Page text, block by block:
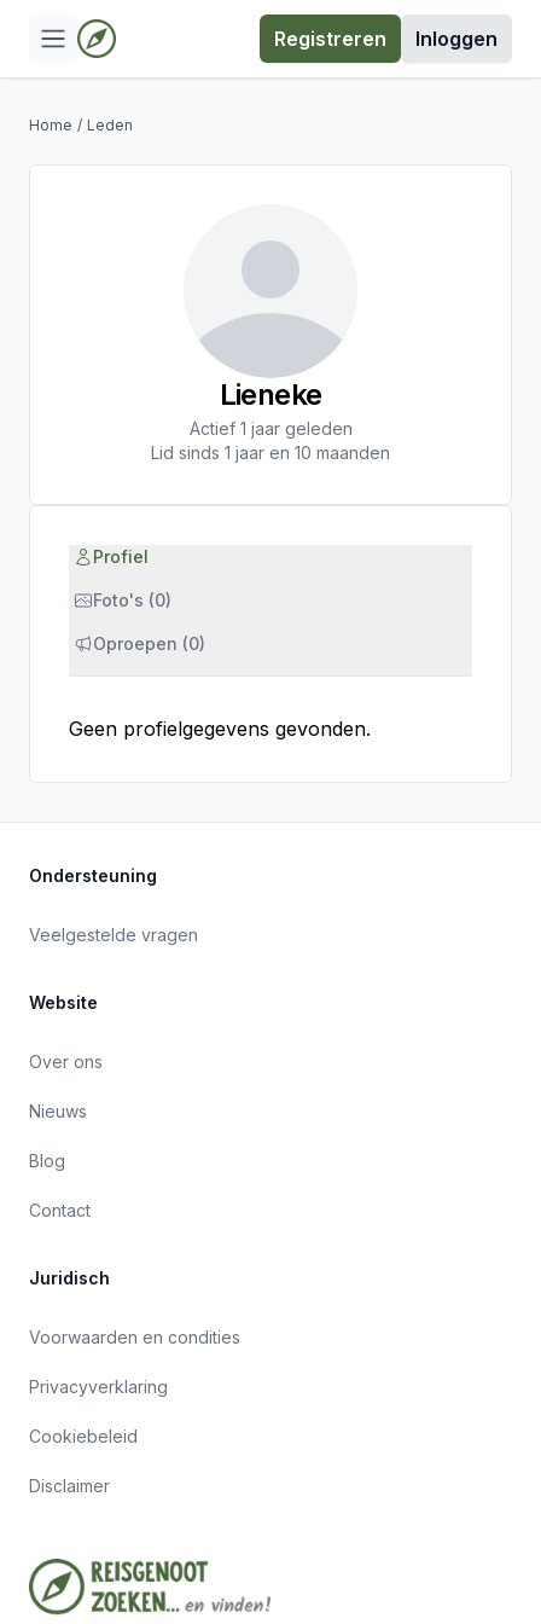
Registreren Inloggen
Home / Leden
Lieneke
Actief 1 jaar geleden
Lid sinds 1 jaar en 10 maanden
Profiel
Foto's (0)
Oproepen (0)
Geen profielgegevens gevonden.
Ondersteuning
Veelgestelde vragen
Website
Over ons
Nieuws
Blog
Contact
Juridisch
Voorwaarden en condities
Privacyverklaring
Cookiebeleid
Disclaimer